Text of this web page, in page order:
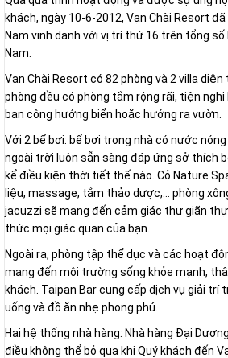
khách, ngày 10-6-2012, Vạn Chài Resort
Nam vinh danh với vị trí thứ 16 trên tổng
Nam.
Vạn Chài Resort có 82 phòng và 2 villa
phòng đều có phòng tắm rộng rãi, tiện
ban công hướng biển hoặc hướng ra vườn.
Với 2 bể bơi: bể bơi trong nhà có nước
ngoài trời luôn sẵn sàng đáp ứng sở thích
kể điều kiện thời tiết thế nào. Cỏ Nature
liệu, massage, tắm thảo dược,… phòng
jacuzzi sẽ mang đến cảm giác thư giãn
thức mọi giác quan của bạn.
Ngoài ra, phòng tập thể dục và các hoạt
mang đến môi trường sống khỏe mạnh,
khách. Taipan Bar cung cấp dịch vụ giải trí
uống và đồ ăn nhẹ phong phú.
Hai hệ thống nhà hàng: Nhà hàng Đại
điều không thể bỏ qua khi Quý khách đến